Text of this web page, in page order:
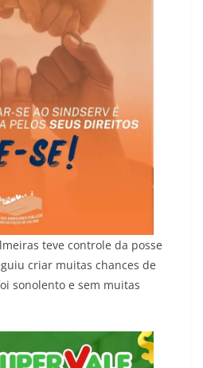
teve controle da posse
criar muitas chances de
sonolento e sem muitas